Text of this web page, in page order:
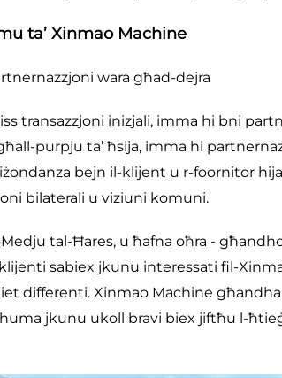
ta’ Xinmao Machine
wara għad-dejra
transazzjoni inizjali, imma hi bni
purpju ta’ ħsija, imma hi
bejn il-klijent u r-foornitor hija
bilaterali u viziuni komuni.
tal-Ħares, u ħafna oħra -
sabiex jkunu interessati fil-
differenti. Xinmao Machine
jkunu ukoll bravi biex jiftħu l-